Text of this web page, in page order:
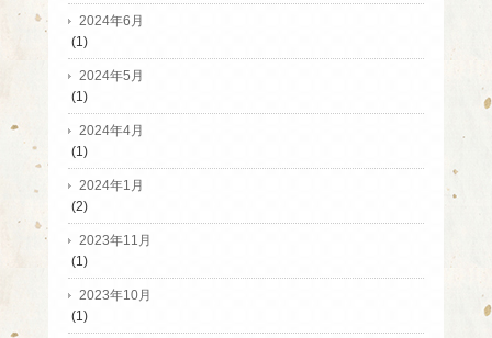
2024年6月
(1)
2024年5月
(1)
2024年4月
(1)
2024年1月
(2)
2023年11月
(1)
2023年10月
(1)